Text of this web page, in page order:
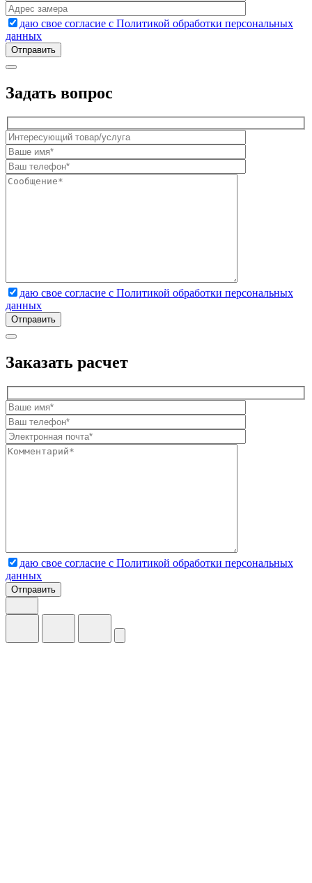
даю свое согласие с Политикой обработки персональных
данных
Задать вопрос
даю свое согласие с Политикой обработки персональных
данных
Заказать расчет
даю свое согласие с Политикой обработки персональных
данных